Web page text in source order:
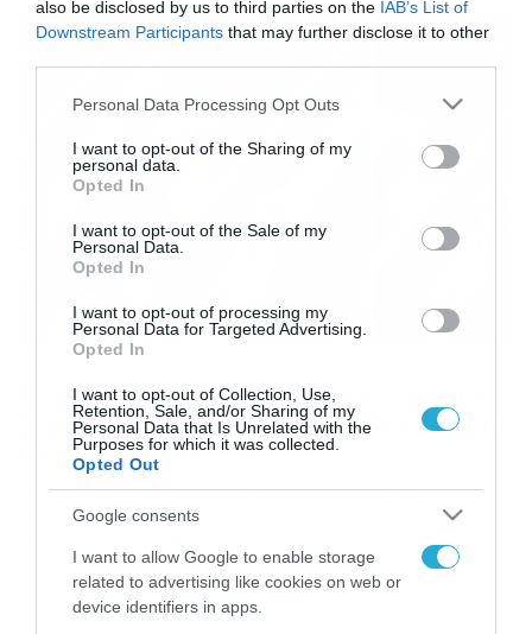
also be disclosed by us to third parties on the IAB’s List of
Downstream Participants that may further disclose it to other
Please note that this website/app uses one or more Google
not limited to your visit or usage behaviour. You may click to
grant or deny consent to Google and its third-party tags to
use your data for below specified purposes in below Google
consent section.
Personal Data Processing Opt Outs
I want to opt-out of the Sharing of my
personal data.
Opted In
I want to opt-out of the Sale of my
Personal Data.
Opted In
I want to opt-out of processing my
Personal Data for Targeted Advertising.
Opted In
I want to opt-out of Collection, Use,
Retention, Sale, and/or Sharing of my
Personal Data that Is Unrelated with the
Purposes for which it was collected.
Opted Out
Google consents
I want to allow Google to enable storage
related to advertising like cookies on web or
device identifiers in apps.
22/09/2016
Πελάτισσα σε εμπορικό ανέβαινε επί 30
δευτερόλεπτα ανάποδα τις σκάλες χωρίς
να το καταλάβει (vid)
Κυριολεκτικά, το τερμάτισε… Μια πελάτισσα σε
εμπορικό κέντρο επιχείρησε να ανεβεί έναν όροφο με
αποτέλεσμα να το κάνει από αυτές που κατεβαίνουν…
Επί 30 δευτερόλεπτα προσπαθούσε να ανεβεί χωρίς…
ουσιαστικό αποτέλεσμα. Εστω και με καθυστέρηση,